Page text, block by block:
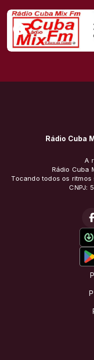
Rádio Cuba
A
Rádio Cuba
Tocando todos os
CNPJ: